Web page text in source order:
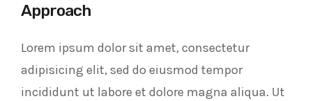
Approach
Lorem ipsum dolor sit amet, consectetur
adipisicing elit, sed do eiusmod tempor
incididunt ut labore et dolore magna aliqua. Ut